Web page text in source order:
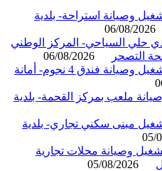
استراحة- بلدية
06/08/
السياحي- المركز الوطني
06/08/2026
منافسة عامة- إنشاء وتشغيل وصيانة فندق 4 نجوم- أمانة
بمركز القحمة- بلدية
سكني تجاري- بلدية
محلات تجارية
05/08/2026